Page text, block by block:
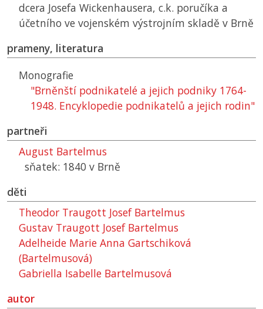
dcera Josefa Wickenhausera, c.k. poručíka a
účetního ve vojenském výstrojním skladě v Brně
prameny, literatura
Monografie
"Brněnští podnikatelé a jejich podniky 1764-
1948. Encyklopedie podnikatelů a jejich rodin"
partneři
August Bartelmus
sňatek: 1840 v Brně
děti
Theodor Traugott Josef Bartelmus
Gustav Traugott Josef Bartelmus
Adelheide Marie Anna Gartschiková
(Bartelmusová)
Gabriella Isabelle Bartelmusová
autor